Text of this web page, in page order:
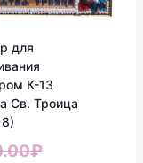
для
К-13
Св. Троица
₽